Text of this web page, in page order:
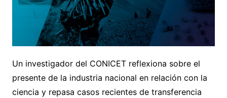
Un investigador del CONICET reflexiona sobre el
presente de la industria nacional en relación con la
ciencia y repasa casos recientes de transferencia